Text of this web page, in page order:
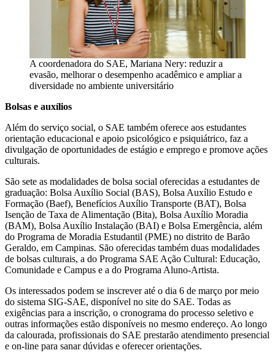
A coordenadora do SAE, Mariana Nery: reduzir a
evasão, melhorar o desempenho acadêmico e ampliar a
diversidade no ambiente universitário
Bolsas e auxílios
Além do serviço social, o SAE também oferece aos estudantes
orientação educacional e apoio psicológico e psiquiátrico, faz a
divulgação de oportunidades de estágio e emprego e promove ações
culturais.
São sete as modalidades de bolsa social oferecidas a estudantes de
graduação: Bolsa Auxílio Social (BAS), Bolsa Auxílio Estudo e
Formação (Baef), Benefícios Auxílio Transporte (BAT), Bolsa
Isenção de Taxa de Alimentação (Bita), Bolsa Auxílio Moradia
(BAM), Bolsa Auxílio Instalação (BAI) e Bolsa Emergência, além
do Programa de Moradia Estudantil (PME) no distrito de Barão
Geraldo, em Campinas. São oferecidas também duas modalidades
de bolsas culturais, a do Programa SAE Ação Cultural: Educação,
Comunidade e Campus e a do Programa Aluno-Artista.
Os interessados podem se inscrever até o dia 6 de março por meio
do sistema SIG-SAE, disponível no site do SAE. Todas as
exigências para a inscrição, o cronograma do processo seletivo e
outras informações estão disponíveis no mesmo endereço. Ao longo
da calourada, profissionais do SAE prestarão atendimento presencial
e on-line para sanar dúvidas e oferecer orientações.